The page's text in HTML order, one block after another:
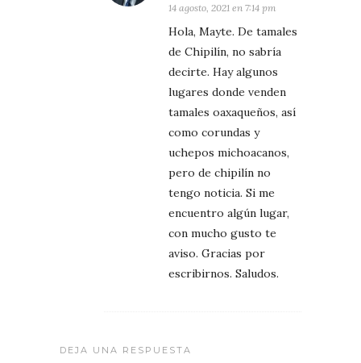
14 agosto, 2021 en 7:14 pm
Hola, Mayte. De tamales
de Chipilín, no sabría
decirte. Hay algunos
lugares donde venden
tamales oaxaqueños, así
como corundas y
uchepos michoacanos,
pero de chipilín no
tengo noticia. Si me
encuentro algún lugar,
con mucho gusto te
aviso. Gracias por
escribirnos. Saludos.
DEJA UNA RESPUESTA